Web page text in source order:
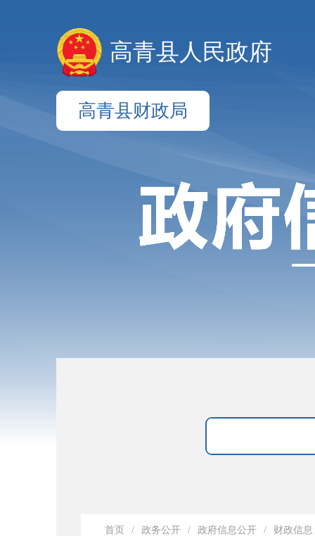
高青县人民政府
高青县财政局
首页 / 政务公开 / 政府信息公开 / 财政信息